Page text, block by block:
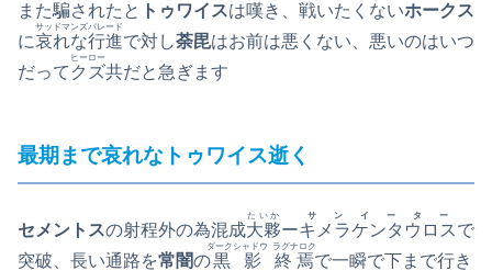
また騙されたと トゥワイスは嘆き、戦いたくないホークス
に哀れな行進
サッドマンズパレード
で対し荼毘はお前は悪くない、悪いのはいつ
だって クズ
ヒーロー
共だと急ぎます
最期まで哀れなトゥワイス逝く
セメントスの射程外の為混成大夥
たいか
ーキメラケンタウロス
サンイーター
で
突破、長い通路を常闇の黒影
ダークシャドウ
終焉
ラグナロク
で一瞬で下まで行き